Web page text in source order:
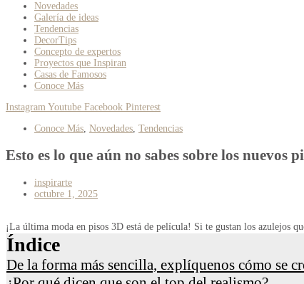
Novedades
Galería de ideas
Tendencias
DecorTips
Concepto de expertos
Proyectos que Inspiran
Casas de Famosos
Conoce Más
Instagram Youtube Facebook Pinterest
Conoce Más, Novedades, Tendencias
Esto es lo que aún no sabes sobre los nuevos
inspirarte
octubre 1, 2025
¡La última moda en pisos 3D está de película! Si te gustan los azulejos
Índice
De la forma más sencilla, explíquenos cómo se